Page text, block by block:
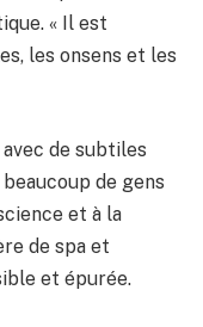
« Il est
les onsens et les
de subtiles
de gens
et à la
de spa et
et épurée.